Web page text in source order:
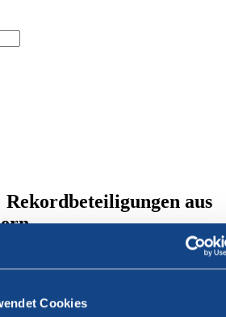
Cookies
aus